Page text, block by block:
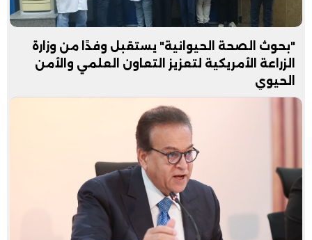
"بحوث الصحة الحيوانية" يستقبل وفدًا من وزارة
الزراعة الأمريكية لتعزيز التعاون العلمي والأمن
الحيوي